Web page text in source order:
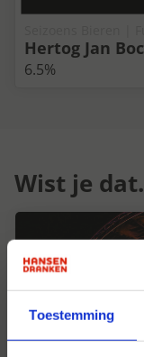
Toestemming
Hertog Jan
6.5%
Wist je